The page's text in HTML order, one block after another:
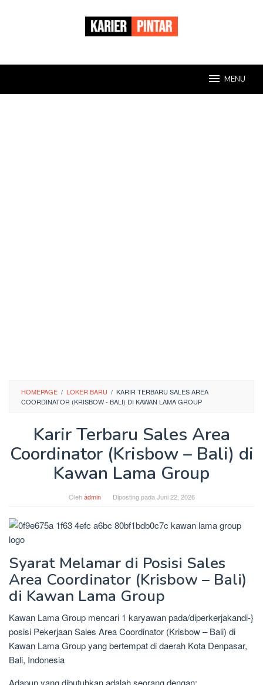
MENU
HOMEPAGE / LOKER BARU / KARIR TERBARU SALES AREA
COORDINATOR (KRISBOW - BALI) DI KAWAN LAMA GROUP
Karir Terbaru Sales Area
Coordinator (Krisbow – Bali) di
Kawan Lama Group
Olehadmin Diposting pada Juni 22, 2026
Syarat Melamar di Posisi Sales
Area Coordinator (Krisbow – Bali)
di Kawan Lama Group
Kawan Lama Group mencari 1 karyawan pada/diperkerjakandi-}
posisi Pekerjaan Sales Area Coordinator (Krisbow – Bali) di
Kawan Lama Group yang bertempat di daerah Kota Denpasar,
Bali, Indonesia
Adapun yang dibutuhkan adalah seorang dengan: